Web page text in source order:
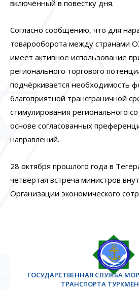
включённый в повестку дня.
Согласно сообщению, что для
товарооборота между странами
имеет активное использование
регионального торгового
подчёркивается необходимость
благоприятной трансграничной
стимулирования регионального
основе согласованных
направлений.
28 октября прошлого года в
четвёртая встреча министров
Организации экономического
ГОСУДАРСТВЕННАЯ СЛУЖБА
ТРАНСПОРТА